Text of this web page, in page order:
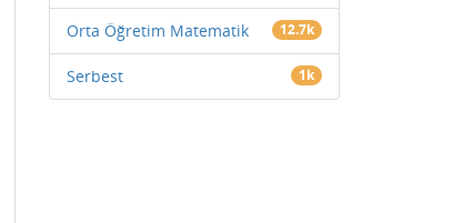
Orta Öğretim Matematik 12.7k
Serbest 1k